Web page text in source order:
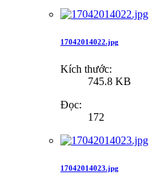
17042014022.jpg
Kích thước:
745.8 KB
Đọc:
172
17042014023.jpg